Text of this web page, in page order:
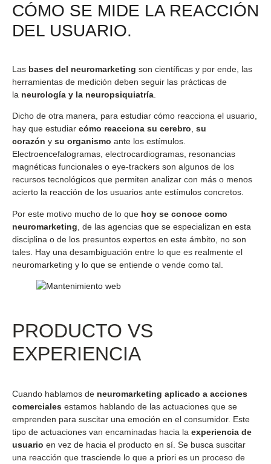
CÓMO SE MIDE LA REACCIÓN
DEL USUARIO.
Las bases del neuromarketing son científicas y por ende, las
herramientas de medición deben seguir las prácticas de
la neurología y la neuropsiquiatría
Dicho de otra manera, para estudiar cómo reacciona el usuario,
hay que estudiar cómo reacciona su cerebro, su
corazón y su organismo ante los estímulos.
Electroencefalogramas, electrocardiogramas, resonancias
magnéticas funcionales o eye-trackers son algunos de los
recursos tecnológicos que permiten analizar con más o menos
acierto la reacción de los usuarios ante estímulos concretos.
Por este motivo mucho de lo que hoy se conoce como
neuromarketing , de las agencias que se especializan en esta
disciplina o de los presuntos expertos en este ámbito, no son
tales. Hay una desambiguación entre lo que es realmente el
neuromarketing y lo que se entiende o vende como tal.
PRODUCTO VS
EXPERIENCIA
Cuando hablamos de neuromarketing aplicado a acciones
comerciales estamos hablando de las actuaciones que se
emprenden para suscitar una emoción en el consumidor. Este
tipo de actuaciones van encaminadas hacia la experiencia de
usuario en vez de hacia el producto en sí. Se busca suscitar
una reacción que trasciende lo que a priori es un proceso de